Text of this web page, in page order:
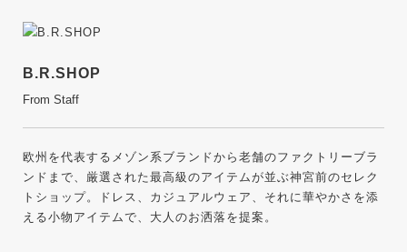
B.R.SHOP
From Staff
欧州を代表するメゾン系ブランドから老舗のファクトリーブラ
ンドまで、厳選された最高級のアイテムが並ぶ神宮前のセレク
トショップ。ドレス、カジュアルウェア、それに華やかさを添
える小物アイテムで、大人のお洒落を提案。